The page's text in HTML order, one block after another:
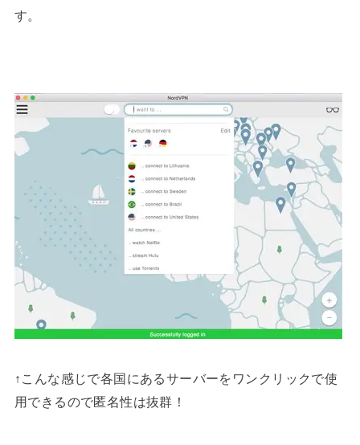
す。
↑こんな感じで各国にあるサーバーをワンクリックで使
用できるので匿名性は抜群！